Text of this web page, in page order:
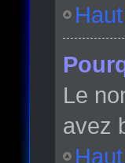
Haut
Le
avez
Haut